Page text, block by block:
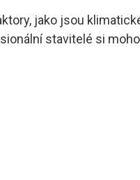
jako jsou
stavitelé si